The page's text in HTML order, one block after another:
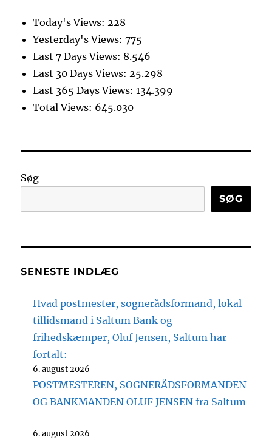
Today's Views: 228
Yesterday's Views:775
Last 7 Days Views: 8.546
Last 30 Days Views: 25.298
Last 365 Days Views:134.399
Total Views: 645.030
Søg
SØG
SENESTE INDLÆG
Hvad postmester, sognerådsformand, lokal
tillidsmand i Saltum Bank og
frihedskæmper, Oluf Jensen, Saltum har
fortalt:
6. august 2026
POSTMESTEREN, SOGNERÅDSFORMANDEN
OG BANKMANDEN OLUF JENSEN fra Saltum
–
6. august 2026